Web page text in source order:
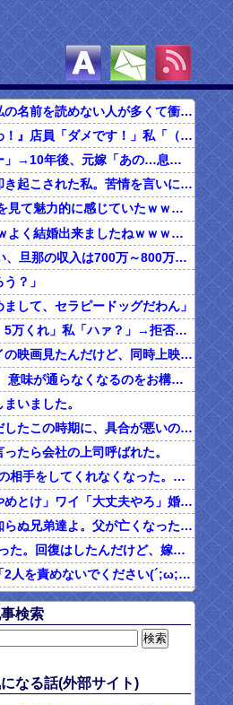
高校までは普通だったのに社会に出てから私の名前を読めない人が多くて衝撃だった。上司にはDQNネームとまで言われてショック…
食べ放題の店で。キチママ『これ持ち帰るわ！』店員「ダメです！」私「（セコママだ！）」キチ『食べ放題だし持ち帰っても一緒よ！』 → すると突然...
俺「子どもに会わせて」元嫁「そのうちねー」→10年後、元嫁「あの…息子が…」
ボロアパートで隣室からの騒音で真夜中に叩き起こされた私。苦情を言いに行くと、DQNがビクビク震えながら一言ｗｗｗ
【マジか】 女の子、実は男の『この部分』を見て魅力的に感じていたｗｗｗｗｗｗｗｗ
【まさかの結末】 若ママ「ブスだしババアｗよく結婚出来ましたねｗｗｗ」 → なんでよく知らないあんたにそこまで言われなきゃなんないんだ！！！
20代の子「専業主婦希望、寝たい時に寝たい、旦那の収入は700万～800万ぐらい。友達とランチ、ヨガ、エステ」→結果…
？」
して、セラピードッグだわん」
夫「ハロウィンで子供達にお菓子を配った。5万くれ」私「ハァ？」→拒否したら離婚しようと言われ...
昔、東映アニメフェアでママレード・ボーイの映画見たんだけど、同時上映がスラムダンクとドラゴンボールだったんだよな。
うちの旦那、よく漢字を読み間違える上に、 意味が通らなくなるのをお構いなしにそのまま無理やり読もうとする。
いました。
インフルエンザが警戒レベルにまで流行りだしたこの時期に、具合が悪いのに頑なに病院に行こうとしない同居の義姉。
たら会社の上司呼ばれた。
2/2【ダメ男！！】新婚なのに、急に嫁が夜の相手をしてくれなくなった。その代わり口ではしてくれるんだけど…仕事もちょくちょく休んでるみたいだし。これって真っ黒？？→結果…
シンママはやめとけおじさん「シンママはやめとけ」ワイ「大丈夫やろ」婚姻届け提出⇒結果！！
父の他界後１通の手紙が届いた。手紙『見知らぬ兄弟達よ。父が亡くなったそうだが我々は二千万ほどだけ貰えたら後は遺産は一切いらない。だからくれ』 → なんと…
4/4【言い訳男】嫁にインフルを移してしまった。回復はしたんだけど、嫁「こっちは病み上がりでフラフラしてるのにあんたはTV見て。手伝う気はないわけ？」→そりゃない事もないけど
社内フリン。上司「お前らはクビだ！」私「2人を責めないでください(´;ω;｀)私さえいなければいいんです」 みんな「！？」 → 狙い通りだった・・・
ちっ！」私「」
【ネット騒然】惨殺されたタワマン頂き女子のこの動画、すげえええええｗｗｗｗｗｗｗｗｗｗｗ
撃の暴露を開始・・・！！！
検索
なる話(外部サイト)